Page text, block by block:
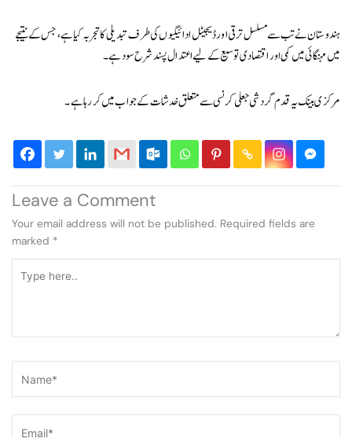
ہندوستان نے تب سے مسلسل ترقی اور ڈیجیٹل ادائیگیوں کی طرف تبدیلی کا تجربہ کیا ہے، جس کے نتیجے
میں مہنگائی میں کمی اور اقتصادی توسیع کے لیے اعتدال پسند شرح سود ہے۔
مرکزی بینک یہ قدم گردشی جعلی کرنسی سے متعلق خدشات کے جواب میں کر رہا ہے۔
Leave a Comment
Your email address will not be published. Required fields are
marked *
here..